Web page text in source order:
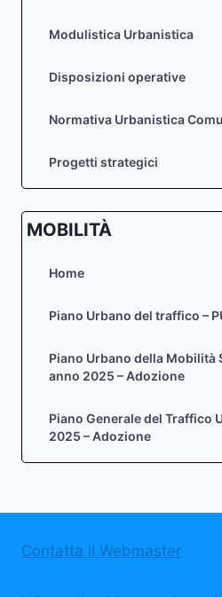
Modulistica Urbanistica
Disposizioni operative
Normativa Urbanistica
Progetti strategici
MOBILITÀ
Home
Piano Urbano del traffico –
Piano Urbano della Mobilità
anno 2025 – Adozione
Piano Generale del Traffico
2025 – Adozione
Contatta il Webmaster